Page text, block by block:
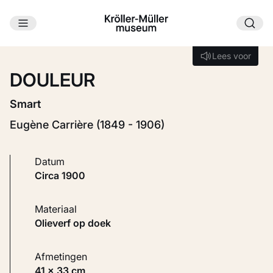
Ga naar hoofdinhoud
Lees voor
Lees voor
DOULEUR
Smart
Eugène Carrière (1849 - 1906)
Datum
circa 1900
Materiaal
Olieverf op doek
Afmetingen